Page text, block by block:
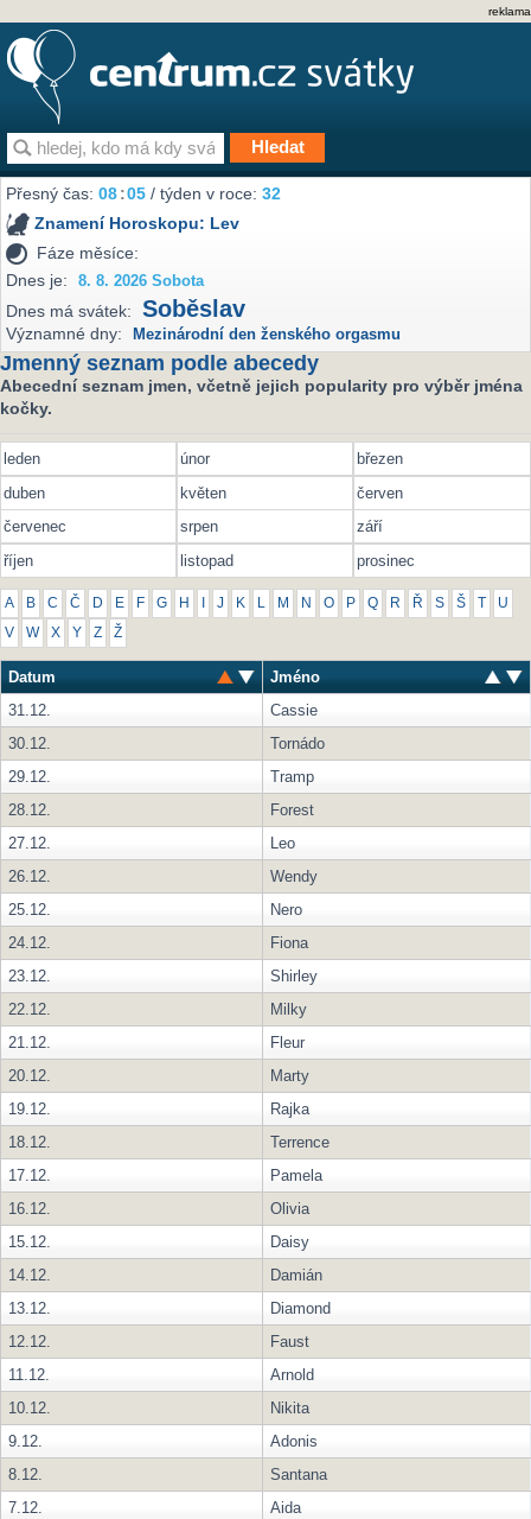
reklama
Přesný čas:08:05 / týden v roce:32
Znamení Horoskopu: Lev
Fáze měsíce:
Dnes je:
8. 8. 2026 Sobota
Dnes má svátek: Soběslav
Významné dny: Mezinárodní den ženského orgasmu
Jmenný seznam podle abecedy
Abecední seznam jmen, včetně jejich popularity pro výběr jména
kočky.
leden únor
březen
duben
květen
červen
červenec
srpen
září
říjen
listopad prosinec
A B C Č D E F G H J K L M N O P Q R Ř S Š U
V W X Y Z Ž
Datum
Jméno
31.12.
Cassie
30.12.
Tornádo
29.12.
Tramp
28.12.
Forest
27.12.
Leo
26.12.
Wendy
25.12.
Nero
24.12.
Fiona
23.12.
Shirley
22.12.
Milky
21.12.
Fleur
20.12.
Marty
19.12.
Rajka
18.12.
Terrence
17.12.
Pamela
16.12.
Olivia
15.12.
Daisy
14.12.
Damián
13.12.
Diamond
12.12.
Faust
11.12.
Arnold
10.12.
Nikita
9.12.
Adonis
8.12.
Santana
7.12.
Aida